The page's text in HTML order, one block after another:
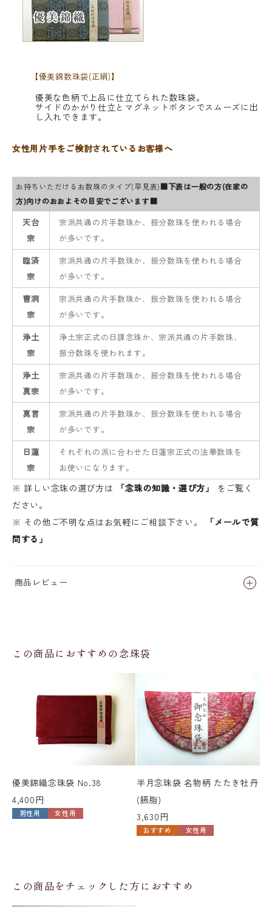
【優美錦数珠袋(正絹)】
優美な色柄で上品に仕立てられた数珠袋。
サイドのかがり仕立とマグネットボタンでスムーズに出
し入れできます。
女性用片手をご検討されているお客様へ
お持ちいただけるお数珠のタイプ(早見表)■下表は一般の方(在家の
方)向けのおおよその目安でございます■
天台
宗
宗派共通の片手数珠か、振分数珠を使われる場合
が多いです。
臨済
宗
宗派共通の片手数珠か、振分数珠を使われる場合
が多いです。
曹洞
宗
宗派共通の片手数珠か、振分数珠を使われる場合
が多いです。
浄土
宗
浄土宗正式の日課念珠か、宗派共通の片手数珠、
振分数珠を使われます。
浄土
真宗
宗派共通の片手数珠か、振分数珠を使われる場合
が多いです。
真言
宗
宗派共通の片手数珠か、振分数珠を使われる場合
が多いです。
日蓮
宗
それぞれの派に合わせた日蓮宗正式の法華数珠を
お使いになります。
※ 詳しい念珠の選び方は 「念珠の知識・選び方」
をご覧く
ださい。
※ その他ご不明な点はお気軽にご相談下さい。
「メールで質
問する」
商品レビュー
この商品におすすめの念珠袋
優美錦織念珠袋 No.38
4,400円
男性用 女性用
半月念珠袋 名物柄 たたき牡丹
(臙脂)
3,630円
おすすめ 女性用
この商品をチェックした方におすすめ